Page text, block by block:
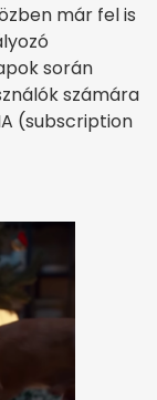
már fel is
során
számára
(subscription